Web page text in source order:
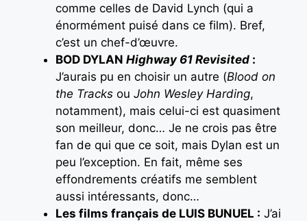
comme celles de David Lynch (qui a
énormément puisé dans ce film). Bref,
c’est un chef-d’œuvre.
BOD DYLAN Highway 61 Revisited :
J’aurais pu en choisir un autre (Blood on
the Tracks ou John Wesley Harding,
notamment), mais celui-ci est quasiment
son meilleur, donc… Je ne crois pas être
fan de qui que ce soit, mais Dylan est un
peu l’exception. En fait, même ses
effondrements créatifs me semblent
aussi intéressants, donc…
Les films français de LUIS BUNUEL : J’ai